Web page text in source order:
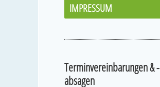
IMPRESSUM
Terminvereinbarungen & -
absagen